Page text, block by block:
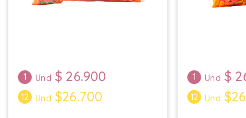
1 Und $ 26.900
12 Und $26.700
1 Und $
12 Und